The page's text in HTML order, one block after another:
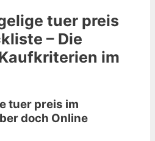
tuer preis
– Die
im
tuer preis im
doch Online